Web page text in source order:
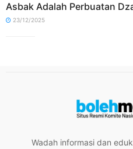
Asbak Adalah Perbuatan
23/12/2025
Wadah informasi dan